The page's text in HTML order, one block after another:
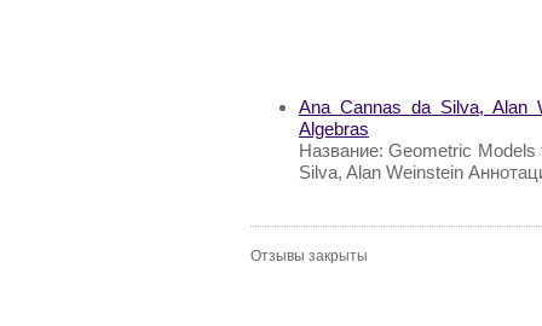
Ana Cannas da Silva, Alan
Algebras
Название: Geometric
Silva, Alan Weinstein
Отзывы закрыты